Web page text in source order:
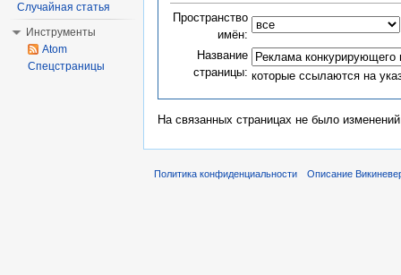
Пространство
имён:
Название
страницы: которые ссылаются на
На связанных страницах не было
Случайная статья
Инструменты
Atom
Спецстраницы
Политика конфиденциальности Описание